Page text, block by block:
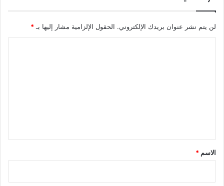
لن يتم نشر عنوان بريدك الإلكتروني. الحقول الإلزامية مشار إليها بـ *
*
الاسم *